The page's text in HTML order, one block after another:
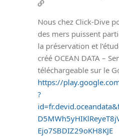
Nous chez Click-Dive
des mers puissent
la préservation et
créé OCEAN DATA –
téléchargeable sur le
https://
?
Ejo7SBDIZ29oKH8KJE